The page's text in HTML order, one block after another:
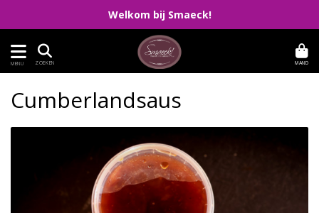
Welkom bij Smaeck!
MENU ZOEKEN MAND
Cumberlandsaus